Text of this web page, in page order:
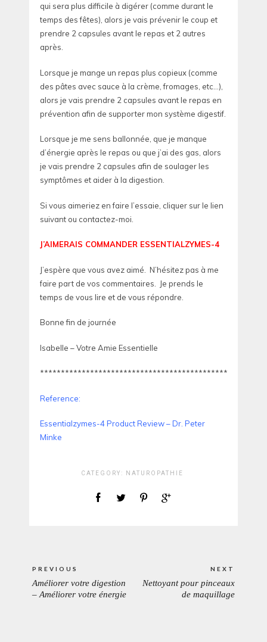
qui sera plus difficile à digérer (comme durant le
temps des fêtes), alors je vais prévenir le coup et
prendre 2 capsules avant le repas et 2 autres
après.
Lorsque je mange un repas plus copieux (comme
des pâtes avec sauce à la crème, fromages, etc…),
alors je vais prendre 2 capsules avant le repas en
prévention afin de supporter mon système digestif.
Lorsque je me sens ballonnée, que je manque
d’énergie après le repas ou que j’ai des gas, alors
je vais prendre 2 capsules afin de soulager les
symptômes et aider à la digestion.
Si vous aimeriez en faire l’essaie, cliquer sur le lien
suivant ou contactez-moi.
J’AIMERAIS COMMANDER ESSENTIALZYMES-4
J’espère que vous avez aimé. N’hésitez pas à me
faire part de vos commentaires. Je prends le
temps de vous lire et de vous répondre.
Bonne fin de journée
Isabelle – Votre Amie Essentielle
Reference:
Essentialzymes-4 Product Review – Dr. Peter
Minke
CATEGORY: NATUROPATHIE
l’article
PREVIOUS
PREVIOUS
Améliorer votre digestion
– Améliorer votre énergie
NEXT
Nettoyant pour pinceaux
de maquillage